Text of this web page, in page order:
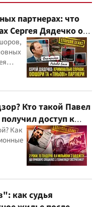
партнерах: что
Сергея Дядечко от
Кто такой Павел
доступ к
Как
как судья